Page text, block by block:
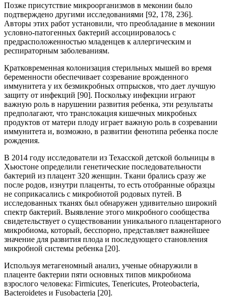
Позже присутствие микроорганизмов в меконии было
подтверждено другими исследованиями [92, 178, 236].
Авторы этих работ установили, что преобладание в меконии
условно-патогенных бактерий ассоциировалось с
предрасположенностью младенцев к аллергическим и
респираторным заболеваниям.
Кратковременная колонизация стерильных мышей во время
беременности обеспечивает созревание врожденного
иммунитета у их безмикробных отпрысков, что дает лучшую
защиту от инфекций [90]. Поскольку инфекции играют
важную роль в нарушении развития ребенка, эти результаты
предполагают, что транслокация кишечных микробных
продуктов от матери плоду играет важную роль в созревании
иммунитета и, возможно, в развитии фенотипа ребенка после
рождения.
В 2014 году исследователи из Техасской детской больницы в
Хьюстоне определили генетические последовательности
бактерий из плацент 320 женщин. Ткани брались сразу же
после родов, изнутри плаценты, то есть отобранные образцы
не соприкасались с микробиотой родовых путей. В
исследованных тканях был обнаружен удивительно широкий
спектр бактерий. Выявление этого микробного сообщества
свидетельствует о существовании уникального плацентарного
микробиома, который, бесспорно, представляет важнейшее
значение для развития плода и последующего становления
микробной системы ребенка [20].
Используя метагеномный анализ, ученые обнаружили в
плаценте бактерии пяти основных типов микробиома
взрослого человека: Firmicutes, Tenericutes, Proteobacteria,
Bacteroidetes и Fusobacteria [20].